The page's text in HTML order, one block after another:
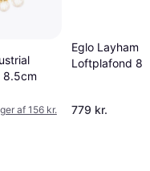
8.5cm
af 156 kr.
Eglo Layham
Loftplafond
779 kr.